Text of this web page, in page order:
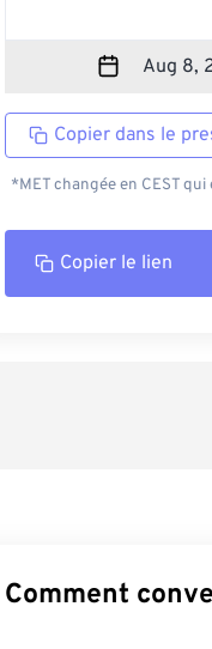
Copier dans le
*MET changée en CEST
Copier le lien
Comment